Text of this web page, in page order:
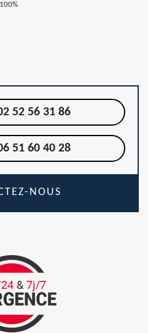
52 56 31 86
51 60 40 28
NOUS